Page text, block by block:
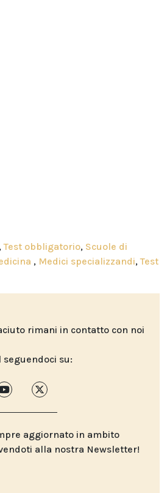
,Test obbligatorio, Scuole di
, Medici specializzandi,Test
rimani in contatto con noi
su:
aggiornato in ambito
alla nostra Newsletter!